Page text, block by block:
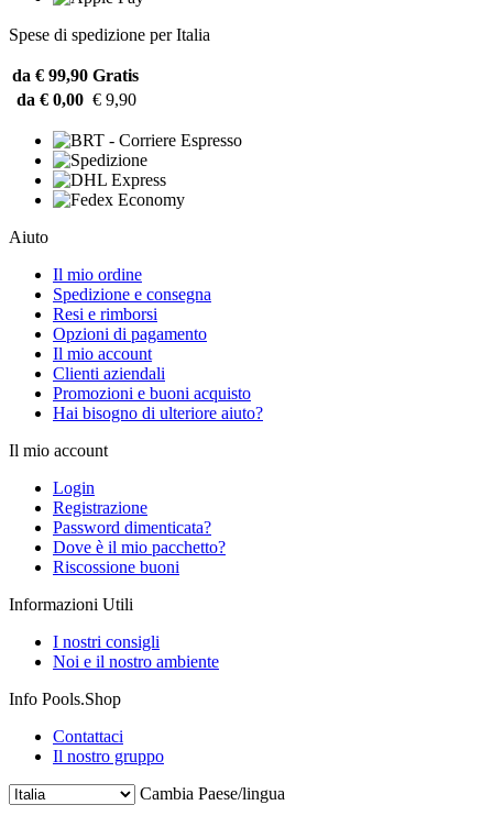
Spese di spedizione per Italia
da € 99,90 Gratis
da € 0,00 € 9,90
Aiuto
Il mio ordine
Spedizione e consegna
Resi e rimborsi
Opzioni di pagamento
Il mio account
Clienti aziendali
Promozioni e buoni acquisto
Hai bisogno di ulteriore aiuto?
Il mio account
Login
Registrazione
Password dimenticata?
Dove è il mio pacchetto?
Riscossione buoni
Informazioni Utili
I nostri consigli
Noi e il nostro ambiente
Info Pools.Shop
Contattaci
Il nostro gruppo
Cambia Paese/lingua